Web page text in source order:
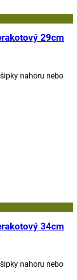
29cm
nahoru nebo
34cm
nahoru nebo